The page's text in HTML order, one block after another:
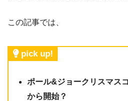
この記事では、
pick up!
ポール&ジョークリスマス
から開始？